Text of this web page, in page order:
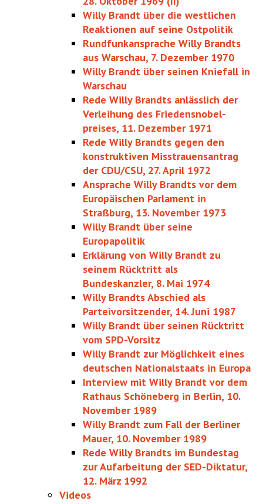
Willy Brandt über die westlichen
Reaktionen auf seine Ostpolitik
Rundfunkansprache Willy Brandts
aus Warschau, 7. Dezember 1970
Willy Brandt über seinen Kniefall in
Warschau
Rede Willy Brandts anlässlich der
Verleihung des Friedensnobel­
preises, 11. Dezember 1971
Rede Willy Brandts gegen den
konstruktiven Misstrauensantrag
der CDU/CSU, 27. April 1972
Ansprache Willy Brandts vor dem
Europäischen Parlament in
Straßburg, 13. November 1973
Willy Brandt über seine
Europapolitik
Erklärung von Willy Brandt zu
seinem Rücktritt als
Bundeskanzler, 8. Mai 1974
Willy Brandts Abschied als
Parteivorsitzender, 14. Juni 1987
Willy Brandt über seinen Rücktritt
vom SPD-Vorsitz
Willy Brandt zur Möglichkeit eines
deutschen Nationalstaats in Europa
Interview mit Willy Brandt vor dem
Rathaus Schöneberg in Berlin, 10.
November 1989
Willy Brandt zum Fall der Berliner
Mauer, 10. November 1989
Rede Willy Brandts im Bundestag
zur Aufarbeitung der SED-Diktatur,
12. März 1992
Videos